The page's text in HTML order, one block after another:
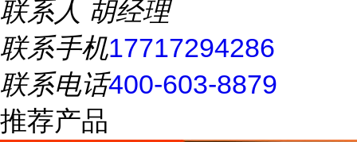
联系人 胡经理
联系手机17717294286
联系电话400-603-8879
推荐产品